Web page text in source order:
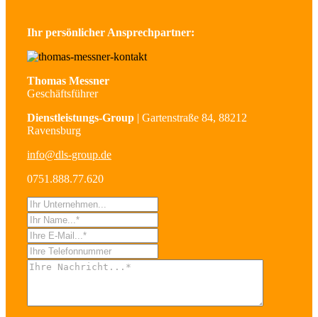
Ihr persönlicher Ansprechpartner:
Thomas Messner
Geschäftsführer
Dienstleistungs-Group| Gartenstraße 84, 88212
Ravensburg
info@dls-group.de
0751.888.77.620